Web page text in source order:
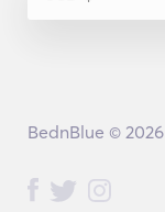
BednBlue © 2026